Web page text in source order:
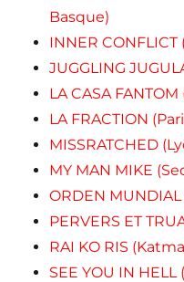
Basque)
INNER
JUGGLING
LA CASA FANTOM
LA FRACTION
MISSRATCHED
MY MAN MIKE
ORDEN
PERVERS ET
RAI KO RIS
SEE YOU IN